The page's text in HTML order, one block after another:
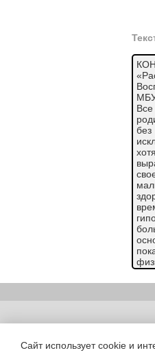
Все
без
Сайт использует cookie и